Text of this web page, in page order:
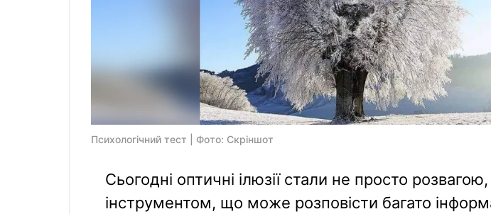
Психологічний тест | Фото: Скріншот
Сьогодні оптичні ілюзії стали не просто
інструментом, що може розповісти багато